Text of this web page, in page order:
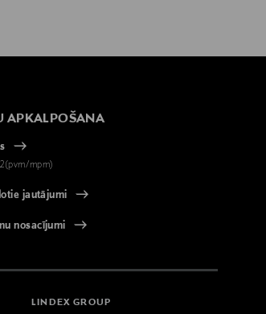
APKALPOŠANA
mpm)
jautājumi
nosacījumi
LINDEX GROUP